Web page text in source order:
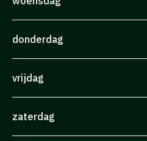
donderdag
vrijdag
zaterdag